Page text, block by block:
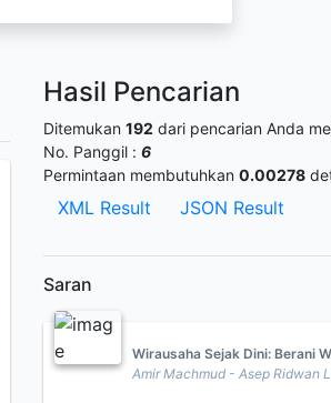
Hasil Pencarian
Ditemukan 192 dari pencarian Anda
No. Panggil : 6
Permintaan membutuhkan 0.00278
XML Result JSON Result
Saran
Wirausaha Sejak Dini: Berani
Amir Machmud - Asep Ridwan